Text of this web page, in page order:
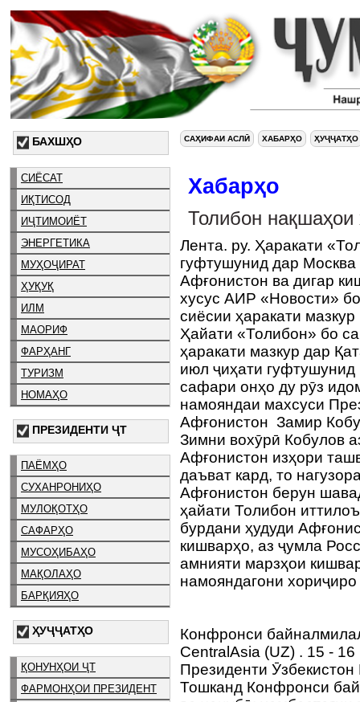
БАХШҲО
СИЁСАТ
ИҚТИСОД
ИҶТИМОИЁТ
ЭНЕРГЕТИКА
МУҲОҶИРАТ
ҲУҚУҚ
ИЛМ
МАОРИФ
ФАРҲАНГ
ТУРИЗМ
НОМАҲО
ПРЕЗИДЕНТИ ҶТ
ПАЁМҲО
СУХАНРОНИҲО
МУЛОҚОТҲО
САФАРҲО
МУСОҲИБАҲО
МАҚОЛАҲО
БАРҚИЯҲО
ҲУҶҶАТҲО
ҚОНУНҲОИ ҶТ
ФАРМОНҲОИ ПРЕЗИДЕНТ
САҲИФАИ АСЛӢ ХАБАРҲО ҲУҶҶАТҲО
Хабарҳо
Толибон
Лента. ру. Ҳаракати
гуфтушунид дар
Афғонистон ва дигар
хусус АИР «Новости»
сиёсии ҳаракати
Ҳайати «Толибон» бо
ҳаракати мазкур дар
июл ҷиҳати
сафари онҳо ду рӯз
намояндаи махсуси
Афғонистон Замир
Зимни вохӯрӣ Кобулов
Афғонистон изҳори
даъват кард, то
Афғонистон берун
ҳайати Толибон
бурдани ҳудуди
кишварҳо, аз ҷумла
амнияти марзҳои
намояндагони
Конфронси
CentralAsia (UZ) . 15 -
Президенти
Тошканд Конфронси